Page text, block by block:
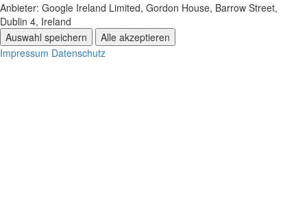
Anbieter: Google Ireland Limited, Gordon House, Barrow Street,
Dublin 4, Ireland
Auswahl speichern
Alle akzeptieren
Impressum Datenschutz